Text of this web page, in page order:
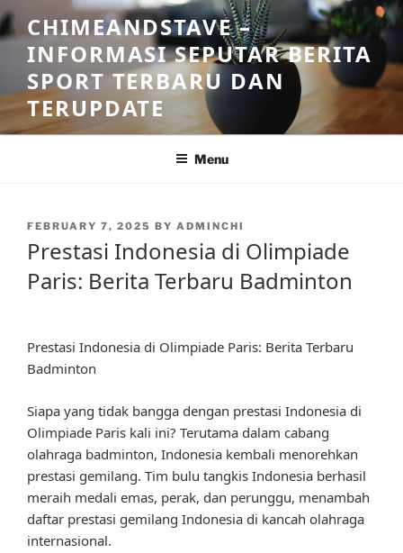
Skip
to
content
CHIMEANDSTAVE –
INFORMASI SEPUTAR BERITA
SPORT TERBARU DAN
TERUPDATE
Menu
POSTED
FEBRUARY 7, 2025 BY ADMINCHI
Prestasi Indonesia di Olimpiade
Paris: Berita Terbaru Badminton
Prestasi Indonesia di Olimpiade Paris: Berita Terbaru
Badminton
Siapa yang tidak bangga dengan prestasi Indonesia di
Olimpiade Paris kali ini? Terutama dalam cabang
olahraga badminton, Indonesia kembali menorehkan
prestasi gemilang. Tim bulu tangkis Indonesia berhasil
meraih medali emas, perak, dan perunggu, menambah
daftar prestasi gemilang Indonesia di kancah olahraga
internasional.